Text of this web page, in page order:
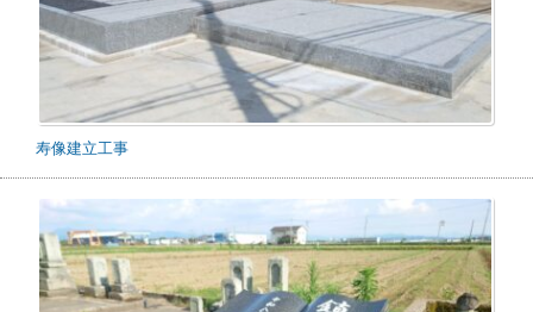
寿像建立工事